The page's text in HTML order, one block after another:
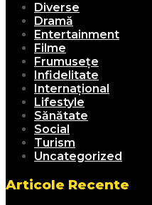
Diverse
Dramă
Entertainment
Filme
Frumusețe
Infidelitate
Internațional
Lifestyle
Sănătate
Social
Turism
Uncategorized
Articole Recente